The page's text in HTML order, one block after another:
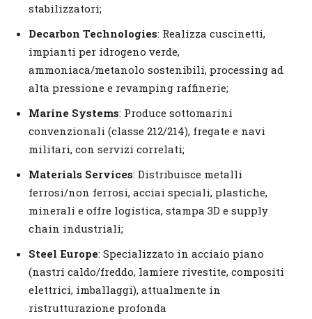
stabilizzatori;
Decarbon Technologies: Realizza cuscinetti,
impianti per idrogeno verde,
ammoniaca/metanolo sostenibili, processing ad
alta pressione e revamping raffinerie;
Marine Systems: Produce sottomarini
convenzionali (classe 212/214), fregate e navi
militari, con servizi correlati;
Materials Services: Distribuisce metalli
ferrosi/non ferrosi, acciai speciali, plastiche,
minerali e offre logistica, stampa 3D e supply
chain industriali;
Steel Europe: Specializzato in acciaio piano
(nastri caldo/freddo, lamiere rivestite, compositi
elettrici, imballaggi), attualmente in
ristrutturazione profonda